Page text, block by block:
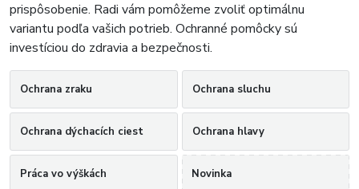
prispôsobenie. Radi vám pomôžeme zvoliť optimálnu
variantu podľa vašich potrieb. Ochranné pomôcky sú
investíciou do zdravia a bezpečnosti.
Ochrana zraku Ochrana sluchu
Ochrana dýchacích ciest Ochrana hlavy
Práca vo výškách Novinka